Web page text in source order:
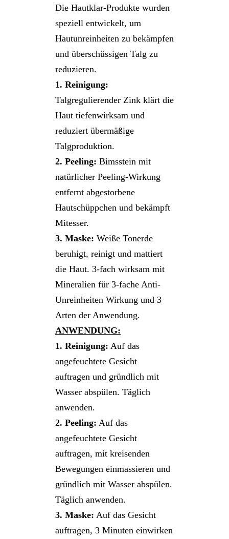
Die Hautklar-Produkte wurden
speziell entwickelt, um
Hautunreinheiten zu bekämpfen
und überschüssigen Talg zu
reduzieren.
1. Reinigung:
Talgregulierender Zink klärt die
Haut tiefenwirksam und
reduziert übermäßige
Talgproduktion.
2. Peeling: Bimsstein mit
natürlicher Peeling-Wirkung
entfernt abgestorbene
Hautschüppchen und bekämpft
Mitesser.
3. Maske: Weiße Tonerde
beruhigt, reinigt und mattiert
die Haut. 3-fach wirksam mit
Mineralien für 3-fache Anti-
Unreinheiten Wirkung und 3
Arten der Anwendung.
ANWENDUNG:
1. Reinigung: Auf das
angefeuchtete Gesicht
auftragen und gründlich mit
Wasser abspülen. Täglich
anwenden.
2. Peeling: Auf das
angefeuchtete Gesicht
auftragen, mit kreisenden
Bewegungen einmassieren und
gründlich mit Wasser abspülen.
Täglich anwenden.
3. Maske: Auf das Gesicht
auftragen, 3 Minuten einwirken